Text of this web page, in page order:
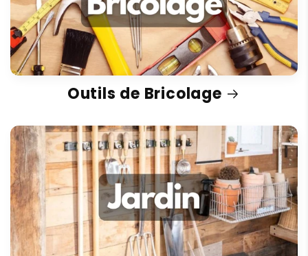
Outils de Bricolage